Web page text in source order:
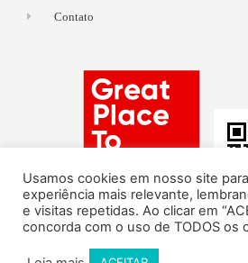
Contato
Usamos cookies em nosso site
experiência mais relevante,
e visitas repetidas. Ao clicar em
concorda com o uso de TODOS os